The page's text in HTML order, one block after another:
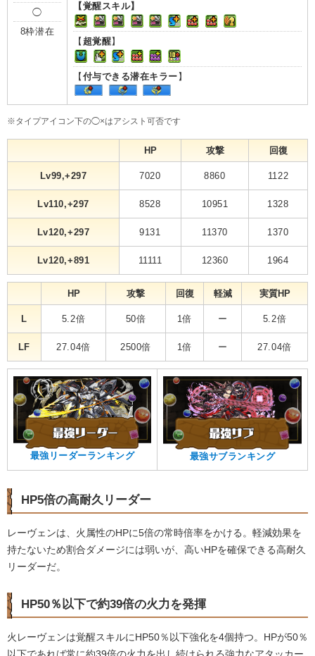
◯
8枠潜在
【覚醒スキル】
【 超覚醒】
【付与できる潜在キラー】
※タイプアイコン下の◯×はアシスト可否です
HP 攻撃 回復
Lv99,+297 7020 8860 1122
Lv110,+297 8528 10951 1328
Lv120,+297 9131 11370 1370
Lv120,+891 11111 12360 1964
HP 攻撃 回復 軽減 実質HP
L 5.2倍 50倍 1倍 ー 5.2倍
LF 27.04倍 2500倍 1倍 ー 27.04倍
最強リーダーランキング 最強サブランキング
HP5倍の高耐久リーダー
レーヴェンは、火属性のHPに5倍の常時倍率をかける。軽減効果を
持たないため割合ダメージには弱いが、高いHPを確保できる高耐久
リーダーだ。
HP50％以下で約39倍の火力を発揮
火レーヴェンは覚醒スキルにHP50％以下強化を4個持つ。HPが50％